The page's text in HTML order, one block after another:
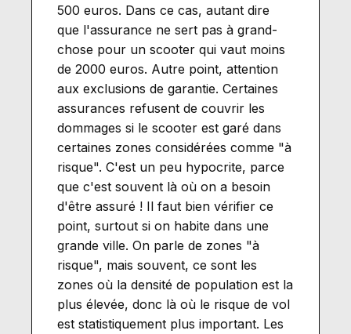
500 euros. Dans ce cas, autant dire
que l'assurance ne sert pas à grand-
chose pour un scooter qui vaut moins
de 2000 euros. Autre point, attention
aux exclusions de garantie. Certaines
assurances refusent de couvrir les
dommages si le scooter est garé dans
certaines zones considérées comme "à
risque". C'est un peu hypocrite, parce
que c'est souvent là où on a besoin
d'être assuré ! Il faut bien vérifier ce
point, surtout si on habite dans une
grande ville. On parle de zones "à
risque", mais souvent, ce sont les
zones où la densité de population est la
plus élevée, donc là où le risque de vol
est statistiquement plus important. Les